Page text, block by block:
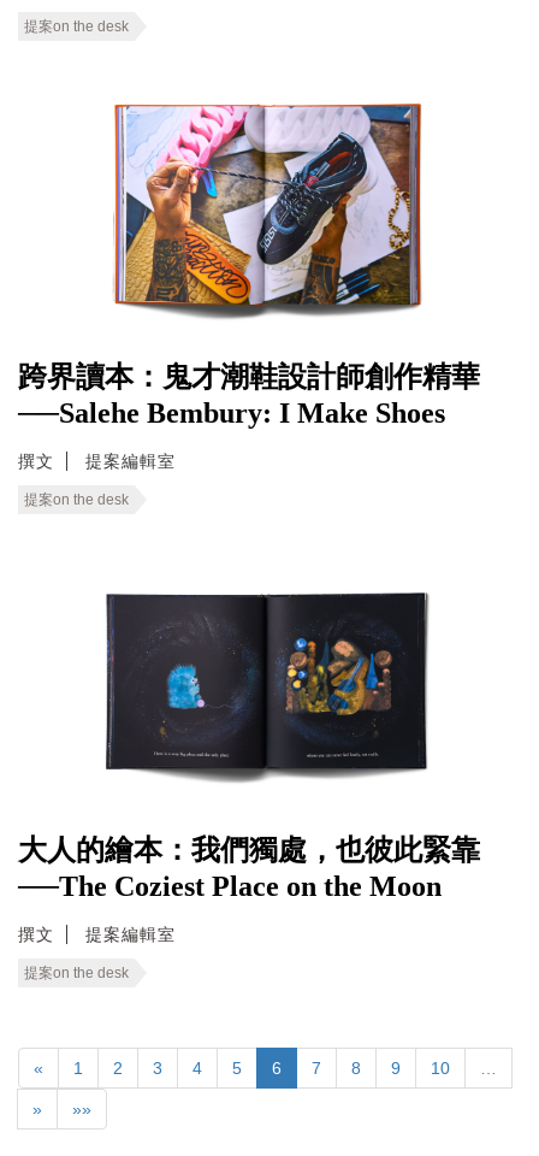
提案on the desk
跨界讀本：鬼才潮鞋設計師創作精華
──Salehe Bembury: I Make Shoes
撰文 提案編輯室
提案on the desk
大人的繪本：我們獨處，也彼此緊靠
──The Coziest Place on the Moon
撰文 提案編輯室
提案on the desk
« 1 2 3 4 5 6 7 8 9 10
» »»